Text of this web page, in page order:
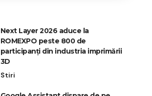
Next Layer 2026 aduce la
ROMEXPO peste 800 de
participanți din industria imprimării
3D
Stiri